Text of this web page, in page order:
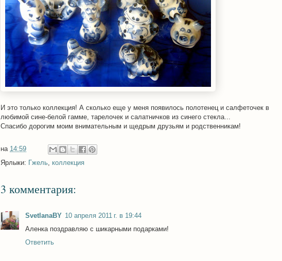
И это только коллекция! А сколько еще у меня появилось полотенец и салфеточек в
любимой сине-белой гамме, тарелочек и салатничков из синего стекла...
Спасибо дорогим моим внимательным и щедрым друзьям и родственникам!
на 14:59
Ярлыки: Гжель коллекция
3 комментария:
SvetlanaBY 10 апреля 2011 г. в 19:44
Аленка поздравляю с шикарными подарками!
Ответить